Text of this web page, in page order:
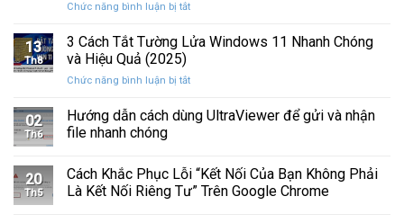
Cứng
Hỏng
Hình
Giác
Trên
C
Chức năng bình luận bị tắtở
Sửa
Âm
Khi
11
13
Th8
3 Cách Tắt Tường Lửa Windows 11 Nhanh Chóng
và Hiệu Quả (2025)
Chức năng bình luận bị tắtở
Cách
Tắt
Windows
11
02
Th6
Hướng dẫn cách dùng UltraViewer để gửi và nhận
file nhanh chóng
20
Th5
Cách Khắc Phục Lỗi “Kết Nối Của Bạn Không Phải
Là Kết Nối Riêng Tư” Trên Google Chrome